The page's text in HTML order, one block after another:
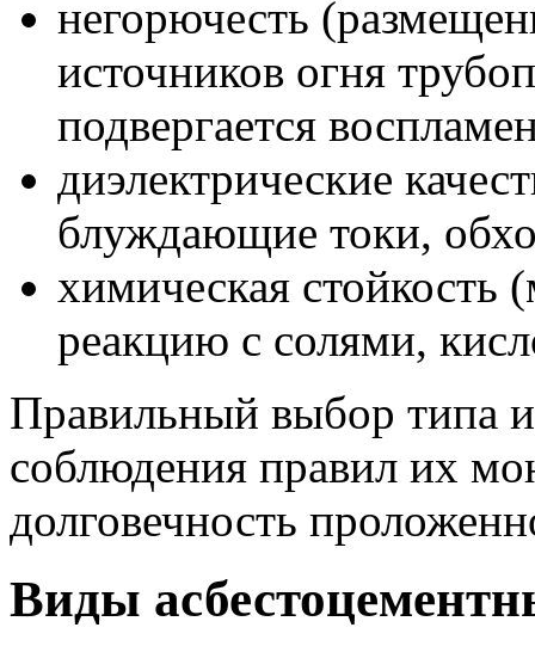
негорючесть
источников огня
подвергается
диэлектрические
блуждающие токи,
химическая стойкость
реакцию с солями,
Правильный выбор типа
соблюдения правил их
долговечность
Виды